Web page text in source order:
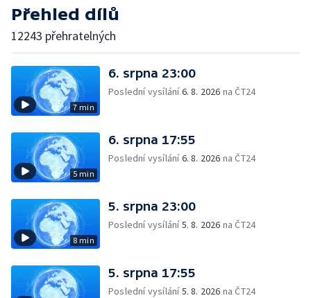
Přehled dílů
12243 přehratelných
7 min
6. srpna 23:00
Poslední vysílání6. 8. 2026 na ČT24
5 min
6. srpna 17:55
Poslední vysílání6. 8. 2026 na ČT24
8 min
5. srpna 23:00
Poslední vysílání5. 8. 2026 na ČT24
5. srpna 17:55
Poslední vysílání5. 8. 2026 na ČT24